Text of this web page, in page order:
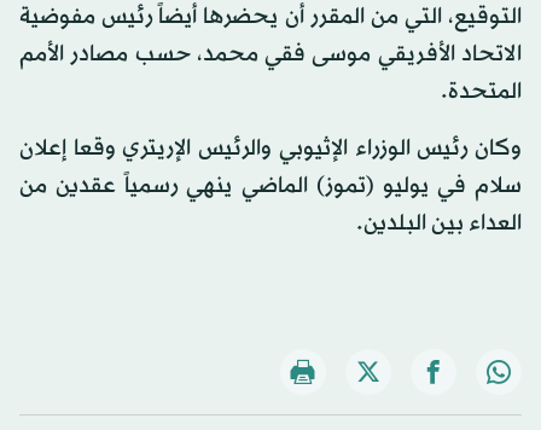
التوقيع، التي من المقرر أن يحضرها أيضاً رئيس مفوضية
الاتحاد الأفريقي موسى فقي محمد، حسب مصادر الأمم
المتحدة.
وكان رئيس الوزراء الإثيوبي والرئيس الإريتري وقعا إعلان
سلام في يوليو (تموز) الماضي ينهي رسمياً عقدين من
العداء بين البلدين.